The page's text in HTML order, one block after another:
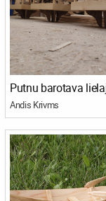
Andis Krivms